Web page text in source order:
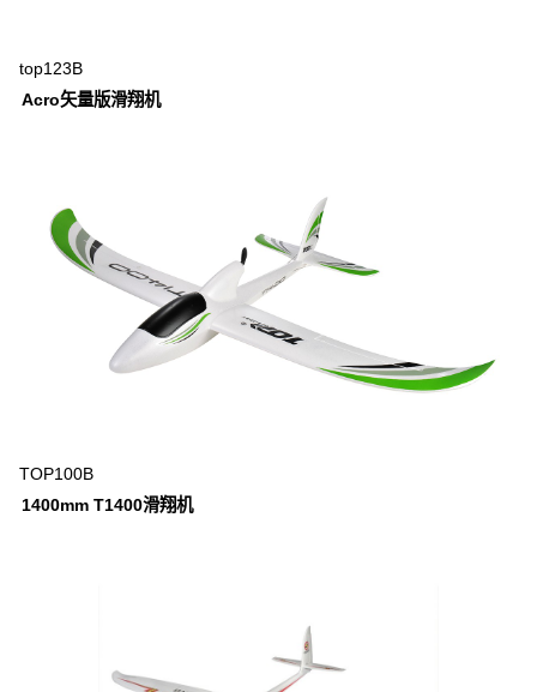
top123B
Acro矢量版滑翔机
TOP100B
1400mm T1400滑翔机